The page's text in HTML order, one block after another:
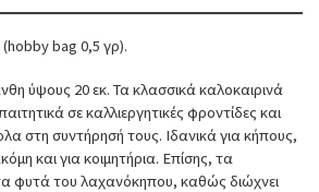
bag 0,5 γρ).
ύψους 20 εκ. Τα κλασσικά καλοκαιρινά
σε καλλιεργητικές φροντίδες και
στη συντήρησή τους. Ιδανικά για κήπους,
και για κοιμητήρια. Επίσης, τα
φυτά του λαχανόκηπου, καθώς διώχνει